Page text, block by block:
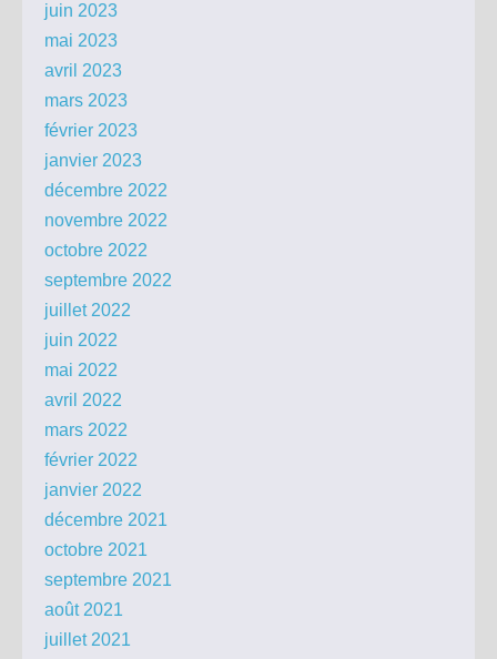
juin 2023
mai 2023
avril 2023
mars 2023
février 2023
janvier 2023
décembre 2022
novembre 2022
octobre 2022
septembre 2022
juillet 2022
juin 2022
mai 2022
avril 2022
mars 2022
février 2022
janvier 2022
décembre 2021
octobre 2021
septembre 2021
août 2021
juillet 2021